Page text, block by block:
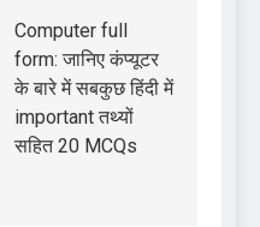
Computer full
form: जानिए कंप्यूटर
के बारे में सबकुछ हिंदी में
important तथ्यों
सहित 20 MCQs